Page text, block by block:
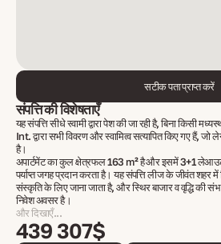
सटीक पता प्राप्त करें
संपत्ति की विशेषताएँ
यह संपत्ति सीधे स्वामी द्वारा पेश की जा रही है, बिना किसी
Int. द्वारा सभी विवरण और स्वामित्व सत्यापित किए गए हैं, जो
है।
अपार्टमेंट का कुल क्षेत्रफल 163 m² है और इसमें 3+1
पर्याप्त जगह प्रदान करता है। यह संपत्ति लीज के जीवंत शहर
संस्कृति के लिए जाना जाता है, और स्थिर बाजार व वृद्धि की
निवेश अवसर है।
और दिखाएँ...
439 307$